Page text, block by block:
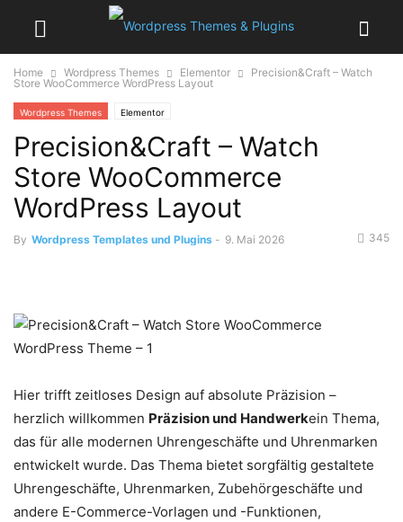
Home Wordpress Themes Elementor
Precision&Craft – Watch
Store WooCommerce WordPress Layout
Wordpress Themes Elementor
Precision&Craft – Watch
Store WooCommerce
WordPress Layout
By Wordpress Templates und Plugins - 9. Mai 2026 345
Hier trifft zeitloses Design auf absolute Präzision –
herzlich willkommen Präzision und Handwerkein Thema,
das für alle modernen Uhrengeschäfte und Uhrenmarken
entwickelt wurde. Das Thema bietet sorgfältig gestaltete
Uhrengeschäfte, Uhrenmarken, Zubehörgeschäfte und
andere E-Commerce-Vorlagen und -Funktionen,